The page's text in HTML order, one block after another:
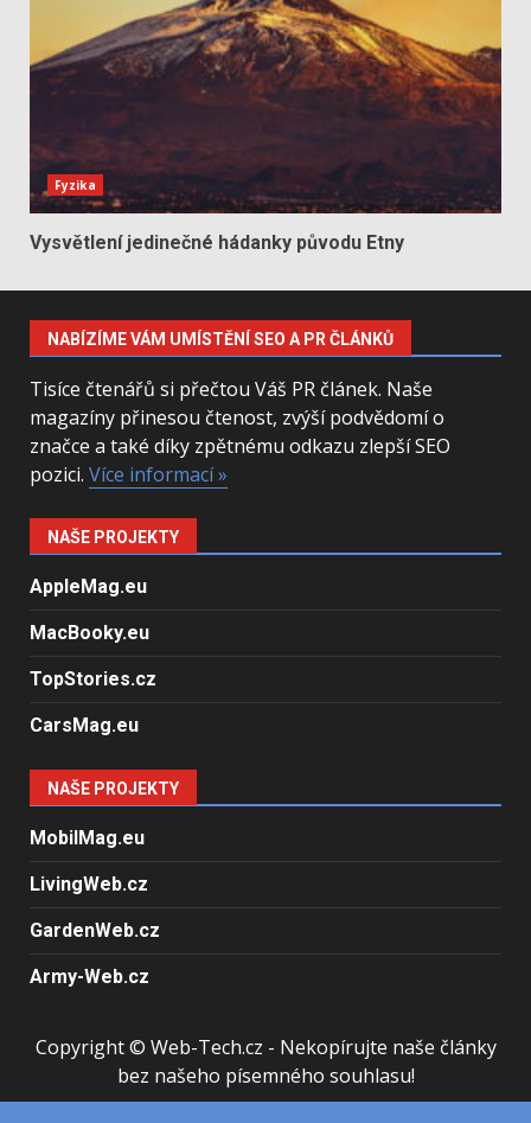
Fyzika
Vysvětlení jedinečné hádanky původu Etny
NABÍZÍME VÁM UMÍSTĚNÍ SEO A PR ČLÁNKŮ
Tisíce čtenářů si přečtou Váš PR článek. Naše
magazíny přinesou čtenost, zvýší podvědomí o
značce a také díky zpětnému odkazu zlepší SEO
pozici. Více informací »
NAŠE PROJEKTY
AppleMag.eu
MacBooky.eu
TopStories.cz
CarsMag.eu
NAŠE PROJEKTY
MobilMag.eu
LivingWeb.cz
GardenWeb.cz
Army-Web.cz
Copyright © Web-Tech.cz - Nekopírujte naše články
bez našeho písemného souhlasu!